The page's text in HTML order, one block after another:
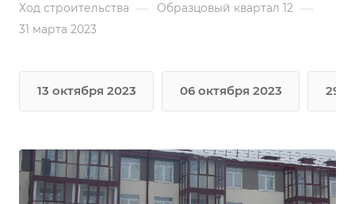
Ход строительства — Образцовый квартал 12 —
31 марта 2023
13 октября 2023 06 октября 2023 29